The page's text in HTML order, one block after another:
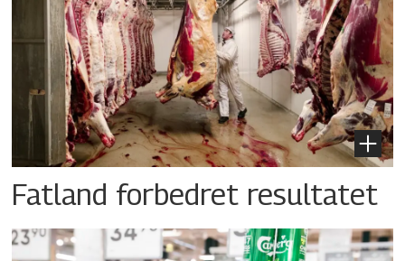
Fatland forbedret resultatet